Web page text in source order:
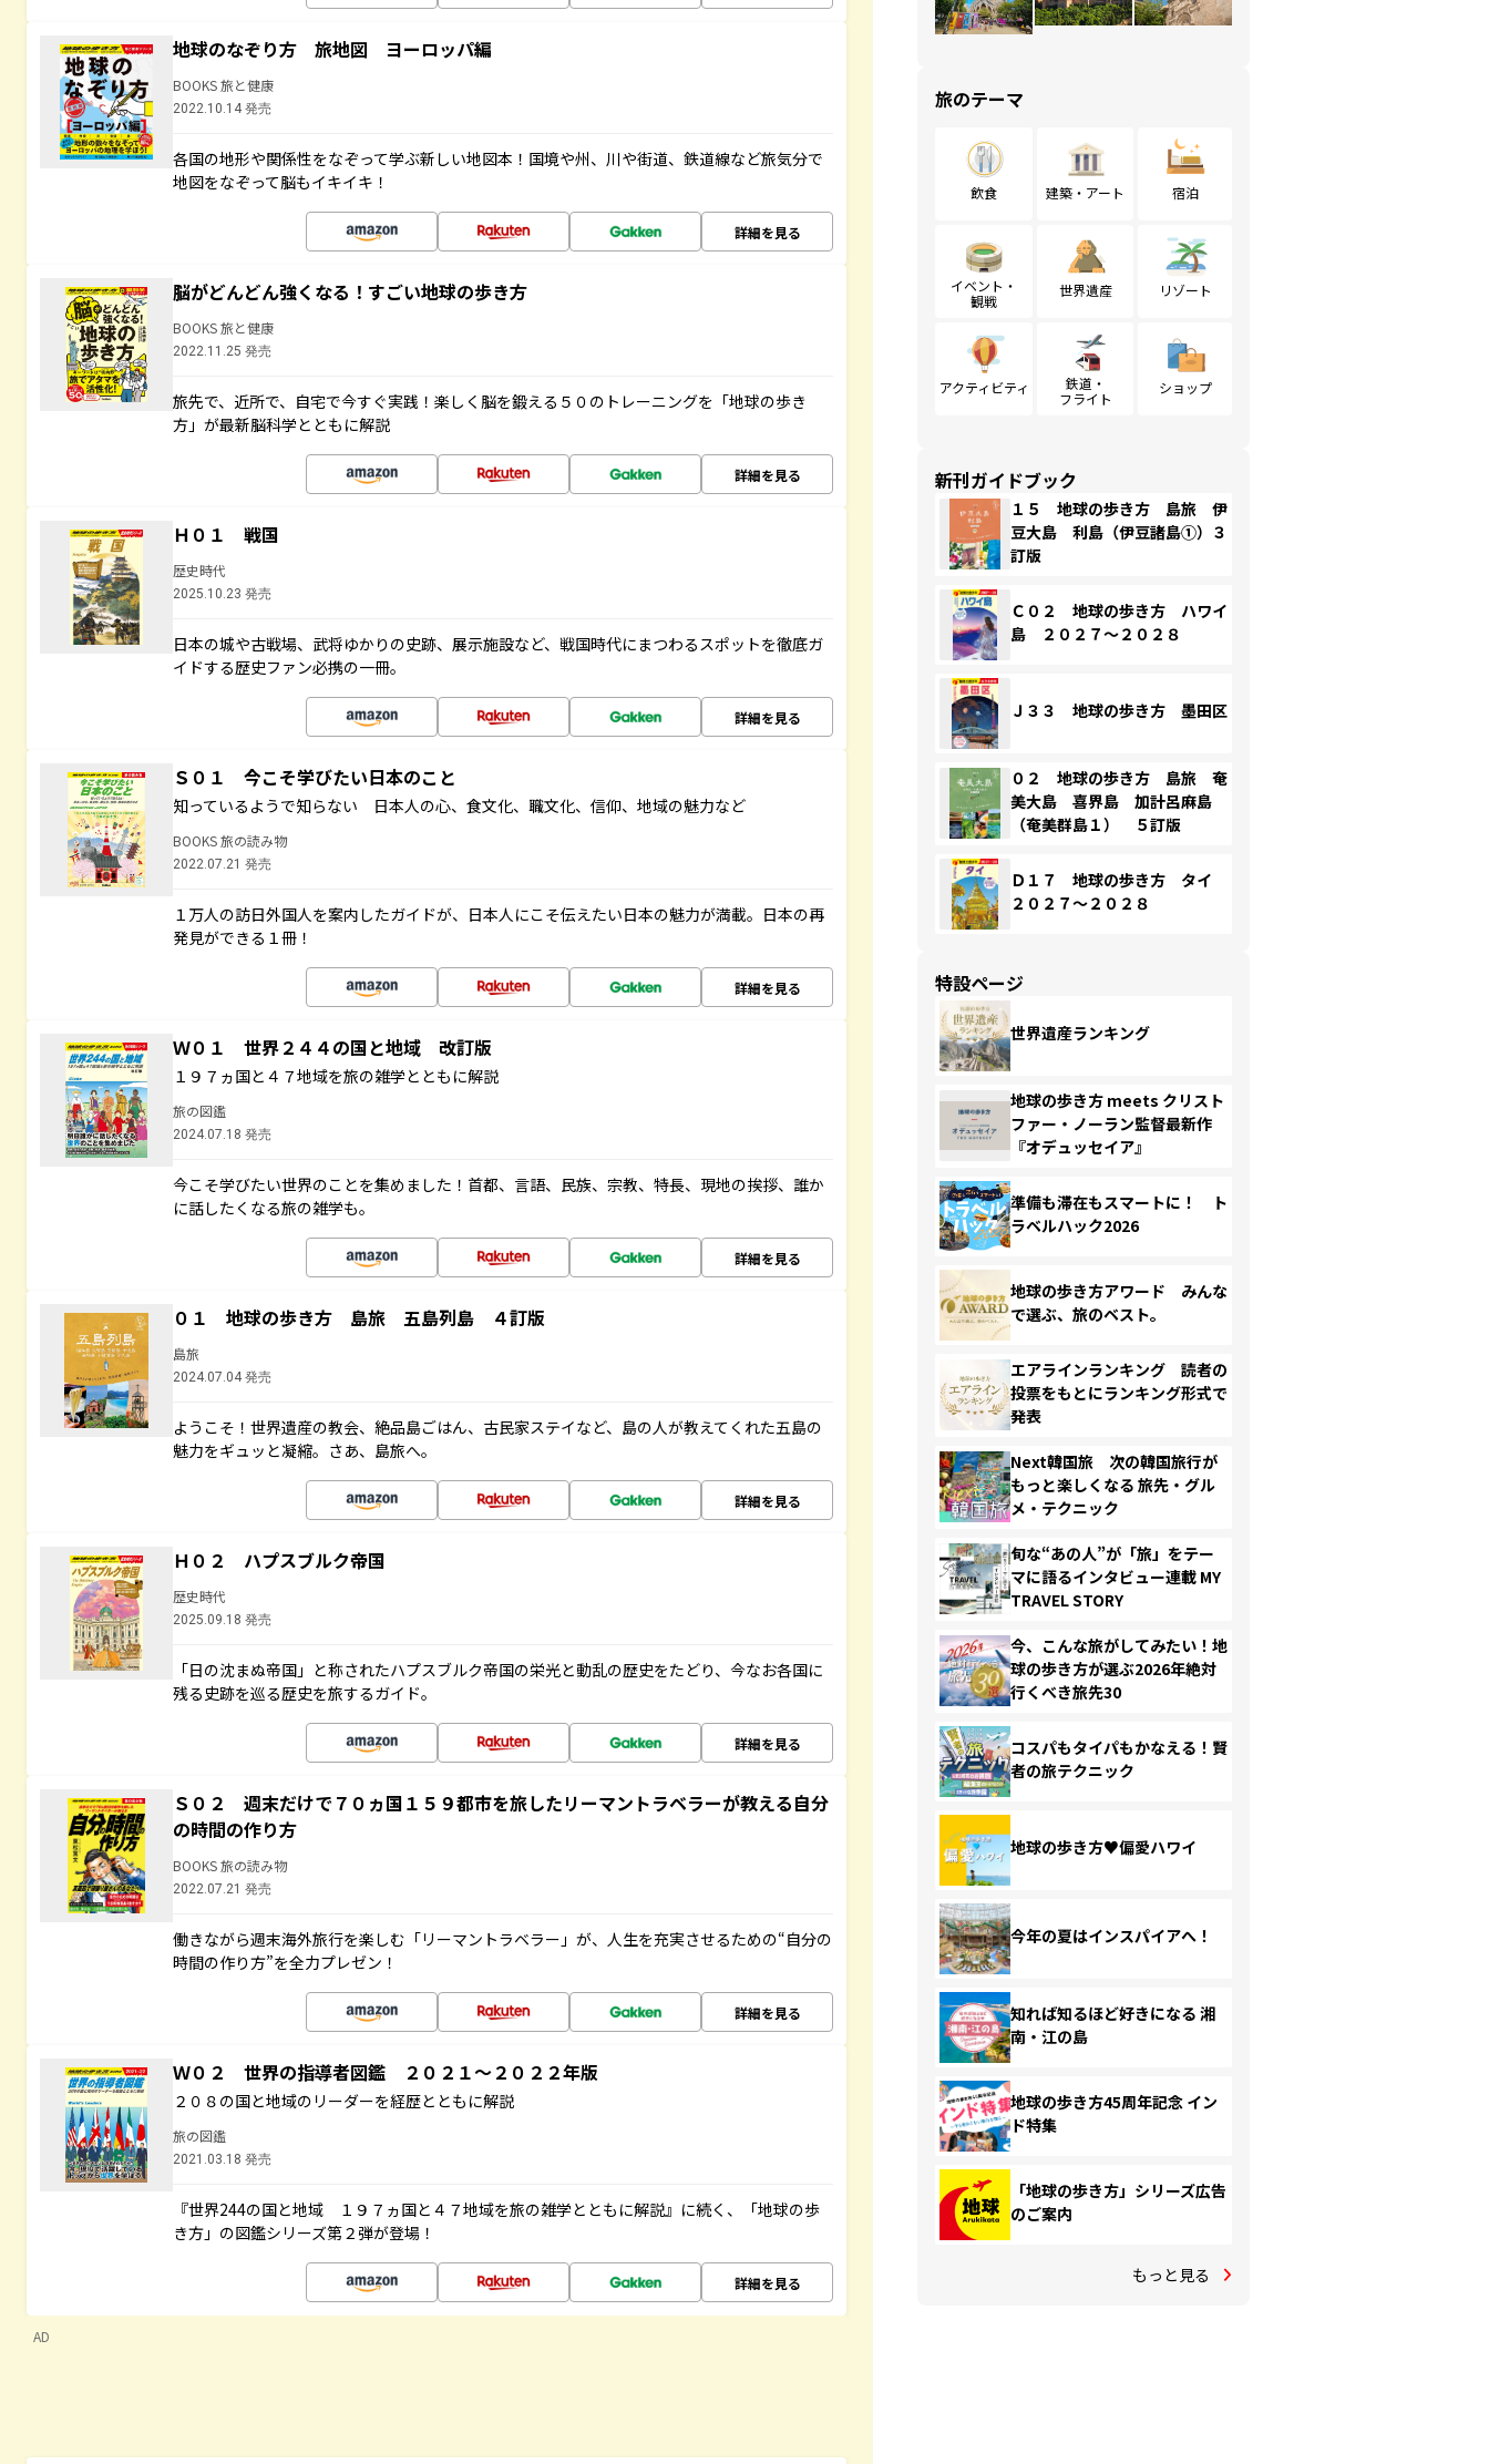
地球のなぞり方 旅地図 ヨーロッパ編
BOOKS 旅と健康
2022.10.14 発売
各国の地形や関係性をなぞって学ぶ新しい地図本！国境や州、川や街道、鉄道線など旅気分で
地図をなぞって脳もイキイキ！
詳細を見る
脳がどんどん強くなる！すごい地球の歩き方
BOOKS 旅と健康
2022.11.25 発売
旅先で、近所で、自宅で今すぐ実践！楽しく脳を鍛える５０のトレーニングを「地球の歩き
方」が最新脳科学とともに解説
詳細を見る
Ｈ０１ 戦国
歴史時代
2025.10.23 発売
日本の城や古戦場、武将ゆかりの史跡、展示施設など、戦国時代にまつわるスポットを徹底ガ
イドする歴史ファン必携の一冊。
詳細を見る
Ｓ０１ 今こそ学びたい日本のこと
知っているようで知らない 日本人の心、食文化、職文化、信仰、地域の魅力など
BOOKS 旅の読み物
2022.07.21 発売
１万人の訪日外国人を案内したガイドが、日本人にこそ伝えたい日本の魅力が満載。日本の再
発見ができる１冊！
詳細を見る
Ｗ０１ 世界２４４の国と地域 改訂版
１９７ヵ国と４７地域を旅の雑学とともに解説
旅の図鑑
2024.07.18 発売
今こそ学びたい世界のことを集めました！首都、言語、民族、宗教、特長、現地の挨拶、誰か
に話したくなる旅の雑学も。
詳細を見る
０１ 地球の歩き方 島旅 五島列島 ４訂版
島旅
2024.07.04 発売
ようこそ！世界遺産の教会、絶品島ごはん、古民家ステイなど、島の人が教えてくれた五島の
魅力をギュッと凝縮。さあ、島旅へ。
詳細を見る
Ｈ０２ ハプスブルク帝国
歴史時代
2025.09.18 発売
「日の沈まぬ帝国」と称されたハプスブルク帝国の栄光と動乱の歴史をたどり、今なお各国に
残る史跡を巡る歴史を旅するガイド。
詳細を見る
Ｓ０２ 週末だけで７０ヵ国１５９都市を旅したリーマントラベラーが教える自分
の時間の作り方
BOOKS 旅の読み物
2022.07.21 発売
働きながら週末海外旅行を楽しむ「リーマントラベラー」が、人生を充実させるための“自分の
時間の作り方”を全力プレゼン！
詳細を見る
Ｗ０２ 世界の指導者図鑑 ２０２１～２０２２年版
２０８の国と地域のリーダーを経歴とともに解説
旅の図鑑
2021.03.18 発売
『世界244の国と地域 １９７ヵ国と４７地域を旅の雑学とともに解説』に続く、「地球の歩
き方」の図鑑シリーズ第２弾が登場！
詳細を見る
AD
旅のテーマ
飲食 建築・アート 宿泊
イベント・
観戦
世界遺産 リゾート
アクティビティ
鉄道・
フライト
ショップ
新刊ガイドブック
１５ 地球の歩き方 島旅 伊
豆大島 利島（伊豆諸島①）３
訂版
Ｃ０２ 地球の歩き方 ハワイ
島 ２０２７～２０２８
Ｊ３３ 地球の歩き方 墨田区
０２ 地球の歩き方 島旅 奄
美大島 喜界島 加計呂麻島
（奄美群島１） ５訂版
Ｄ１７ 地球の歩き方 タイ
２０２７～２０２８
特設ページ
世界遺産ランキング
地球の歩き方 meets クリスト
ファー・ノーラン監督最新作
『オデュッセイア』
準備も滞在もスマートに！ ト
ラベルハック2026
地球の歩き方アワード みんな
で選ぶ、旅のベスト。
エアラインランキング 読者の
投票をもとにランキング形式で
発表
Next韓国旅 次の韓国旅行が
もっと楽しくなる 旅先・グル
メ・テクニック
旬な“あの人”が「旅」をテー
マに語るインタビュー連載 MY
TRAVEL STORY
今、こんな旅がしてみたい！地
球の歩き方が選ぶ2026年絶対
行くべき旅先30
コスパもタイパもかなえる！賢
者の旅テクニック
地球の歩き方♥偏愛ハワイ
今年の夏はインスパイアへ！
知れば知るほど好きになる 湘
南・江の島
地球の歩き方45周年記念 イン
ド特集
「地球の歩き方」シリーズ広告
のご案内
もっと見る